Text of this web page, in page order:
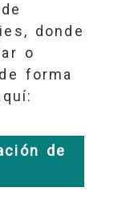
donde
o
forma
de